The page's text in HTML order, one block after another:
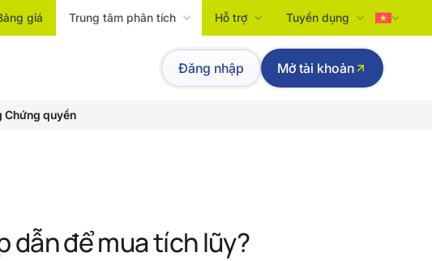
giá Trung tâm phân tích Hỗ trợ Tuyển dụng
Tiếng Việt
English
Đăng nhập Mở tài khoản
Chứng quyền
dẫn để mua tích lũy?